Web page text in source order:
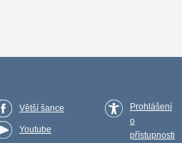
Větší šance
Youtube
Prohlášení
o
přístupnosti